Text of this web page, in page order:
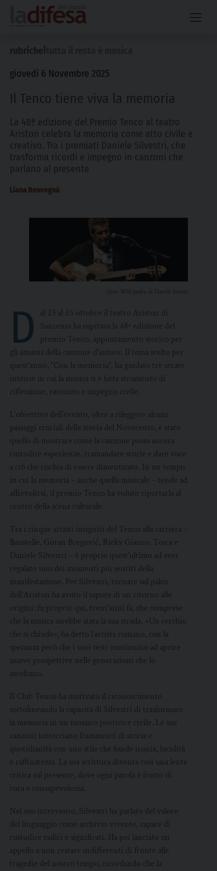
content
giovedì 6 Novembre 2025
Il Tenco tiene viva la memoria
La 48ª edizione del Premio Tenco al teatro
Ariston celebra la memoria come atto civile e
creativo. Tra i premiati Daniele Silvestri, che
trasforma ricordi e impegno in canzoni che
parlano al presente
Liana Benvegnù
(foto Wikipedia di Danilo Samà)
D
al 23 al 25 ottobre il teatro Ariston di
Sanremo ha ospitato la 48ª edizione del
premio Tenco, appuntamento storico per
gli amanti della canzone d’autore. Il tema scelto per
quest’anno, “Con la memoria”, ha guidato tre serate
intense in cui la musica si è fatta strumento di
riflessione, racconto e impegno civile.
L’obiettivo dell’evento, oltre a rileggere alcuni
passaggi cruciali della storia del Novecento, è stato
quello di mostrare come la canzone possa ancora
custodire esperienze, tramandare storie e dare voce
a ciò che rischia di essere dimenticato. In un tempo
in cui la memoria – anche quella musicale – tende ad
affievolirsi, il premio Tenco ha voluto riportarla al
centro della scena culturale.
Tra i cinque artisti insigniti del Tenco alla carriera –
Baustelle, Goran Bregović, Ricky Gianco, Tosca e
Daniele Silvestri – è proprio quest’ultimo ad aver
regalato uno dei momenti più sentiti della
manifestazione. Per Silvestri, tornare sul palco
dell’Ariston ha avuto il sapore di un ritorno alle
origini: fu proprio qui, trent’anni fa, che comprese
che la musica sarebbe stata la sua strada. «Un cerchio
che si chiude», ha detto l’artista romano, con la
speranza però che i suoi testi continuino ad aprire
nuove prospettive nelle generazioni che lo
ascoltano.
Il Club Tenco ha motivato il riconoscimento
sottolineando la capacità di Silvestri di trasformare
la memoria in un mosaico poetico e civile. Le sue
canzoni intrecciano frammenti di storia e
quotidianità con uno stile che fonde ironia, lucidità
e raffinatezza. La sua scrittura diventa così una lente
critica sul presente, dove ogni parola è frutto di
cura e consapevolezza.
Nel suo intervento, Silvestri ha parlato del valore
del linguaggio come archivio vivente, capace di
custodire radici e significati. Ha poi lanciato un
appello a non restare indifferenti di fronte alle
tragedie del nostro tempo, ricordando che la